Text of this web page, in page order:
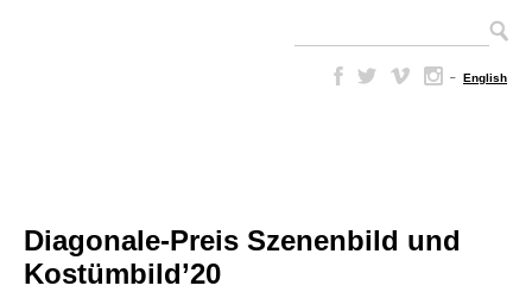
– English
Diagonale-Preis Szenenbild und
Kostümbild’20